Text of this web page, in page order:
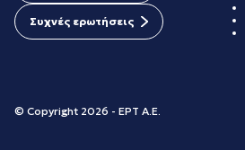
Συχνές ερωτήσεις
© Copyright 2026 - ΕΡΤ Α.Ε.